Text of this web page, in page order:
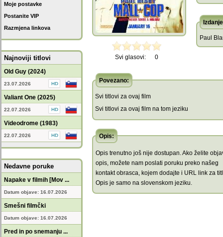
Moje postavke
Postanite VIP
Razmjena linkova
Najnoviji titlovi
Old Guy (2024)
23.07.2026
Valiant One (2025)
22.07.2026
Videodrome (1983)
22.07.2026
Nedavne poruke
Napake v filmih [Mov ...
Datum objave: 16.07.2026
Smešni filmčki
Datum objave: 16.07.2026
Pred in po snemanju ...
Svi glasovi: 0
Paul
Povezano:
Svi titlovi za ovaj film
Svi titlovi za ovaj film na tom jeziku
Opis:
Opis trenutno još nije dostupan. Ako želite
opis, možete nam poslati poruku preko našeg
kontakt obrasca, kojem dodajte i URL link za
Opis je samo na slovenskom jeziku.